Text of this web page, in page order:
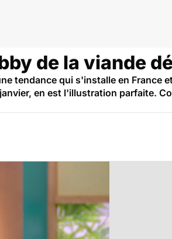
de la viande
tendance qui s'installe en France
en est l'illustration parfaite.